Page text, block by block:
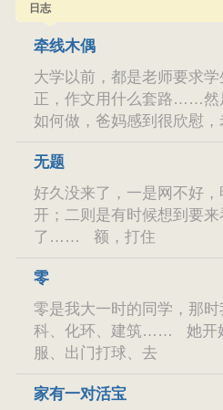
日志
牵线木偶
大学以前，都是老师要求
正，作文用什么套路……然
如何做，爸妈感到很欣慰，
无题
好久没来了，一是网不好
开；二则是有时候想到要
了…… 额，打住
零
零是我大一时的同学，那
科、化环、建筑…… 她开
服、出门打球、去
家有一对活宝